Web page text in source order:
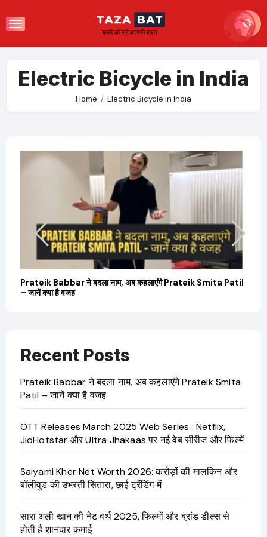
to
Electric Bicycle in India
Home Electric Bicycle in India
Prateik Babbar ने बदला नाम, अब कहलाएंगे Prateik Smita Patil
– जानें क्या है वजह
Recent Posts
Prateik Babbar ने बदला नाम, अब कहलाएंगे Prateik Smita
Patil – जानें क्या है वजह
OTT Releases March 2025 Web Series : Netflix,
JioHotstar और Ultra Jhakaas पर नई वेब सीरीज और फिल्में
Saiyami Kher Net Worth 2026: करोड़ों की मालकिन और
बॉलीवुड की उभरती सितारा, छाईं ट्रेंडिंग में
सारा अली खान की नेट वर्थ 2025, फिल्मों और ब्रांड डील्स से
होती है शानदार कमाई